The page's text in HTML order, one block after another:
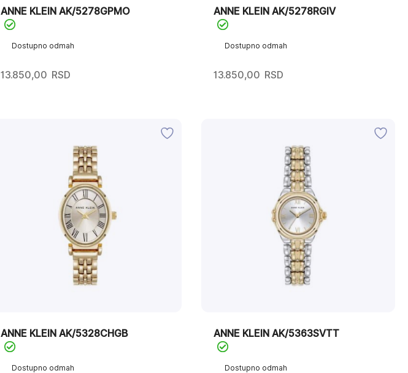
Dostupno odmah
ANNE KLEIN AK/5278GPMO
13.850,00 RSD
Dostupno odmah
ANNE KLEIN AK/5278RGIV
13.850,00 RSD
Dostupno odmah
ANNE KLEIN AK/5328CHGB
Dostupno odmah
ANNE KLEIN AK/5363SVTT